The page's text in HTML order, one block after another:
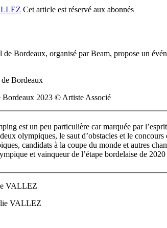
Cet article est réservé aux abonnés
Bordeaux, organisé par Beam, propose un
Bordeaux 2023 © Artiste Associé
est un peu particulière car marquée par
olympiques, le saut d’obstacles et le
candidats à la coupe du monde et autres
et vainqueur de l’étape bordelaise de
VALLEZ